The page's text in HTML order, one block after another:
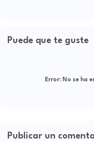
Puede que te guste
Error:No se ha
Publicar un